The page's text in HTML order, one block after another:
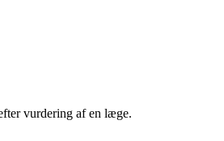
vurdering af en læge.